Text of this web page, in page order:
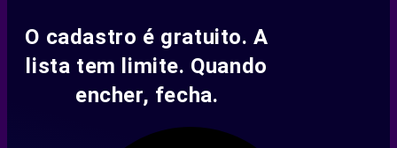
O cadastro é gratuito. A
lista tem limite. Quando
encher, fecha.